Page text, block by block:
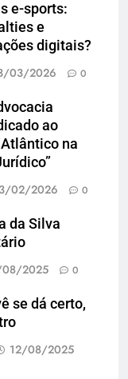
e-sports:
e
digitais?
03/2026 0
ao
na
02/2026 0
da Silva
2025 0
se dá certo,
12/08/2025